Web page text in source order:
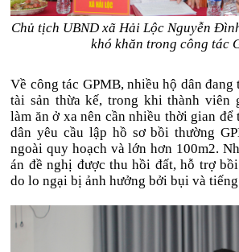
Chủ tịch UBND xã Hải Lộc Nguyễn
khó khăn trong công tác
Về công tác GPMB, nhiều hộ dân
tài sản thừa kế, trong khi thành viên
làm ăn ở xa nên cần nhiều thời gian để
dân yêu cầu lập hồ sơ bồi thường
ngoài quy hoạch và lớn hơn 100m2.
án đề nghị được thu hồi đất, hỗ trợ
do lo ngại bị ảnh hưởng bởi bụi và